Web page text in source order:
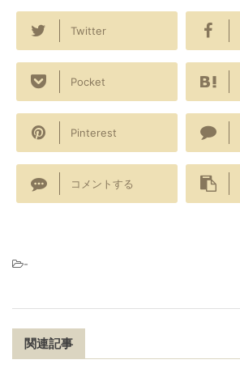
Twitter
Pocket
Pinterest
コメントする
-
関連記事